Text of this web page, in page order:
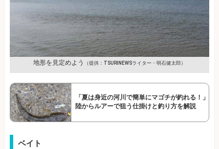
地形を見定めよう （提供：TSURINEWSライター・明石健太郎）
「夏は身近の河川で簡単にマゴチが釣れる！」
陸からルアーで狙う仕掛けと釣り方を解説
ベイト